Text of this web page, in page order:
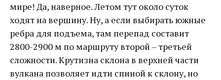
мире! Да, наверное. Летом тут около суток
ходят на вершину. Ну, а если выбирать южные
ребра для подъема, там перепад составит
2800-2900 м по маршруту второй – третьей
сложности. Крутизна склона в верхней части
вулкана позволяет идти спиной к склону, но